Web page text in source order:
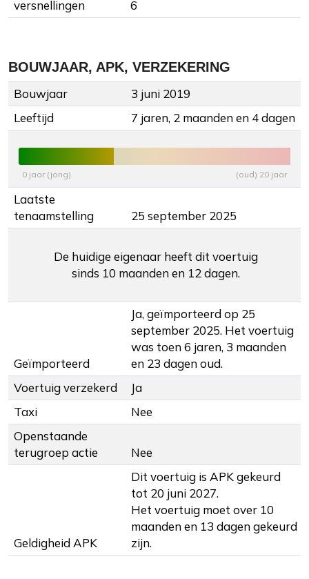
versnellingen 6
BOUWJAAR, APK, VERZEKERING
Bouwjaar
3 juni 2019
Leeftijd
7 jaren, 2 maanden en 4 dagen
0 jaar (jong) (oud) 20 jaar
Laatste
tenaamstelling
25 september 2025
De huidige eigenaar heeft dit voertuig
sinds 10 maanden en 12 dagen.
Geïmporteerd
Ja, geïmporteerd op 25
september 2025. Het voertuig
was toen 6 jaren, 3 maanden
en 23 dagen oud.
Voertuig verzekerd
Ja
Taxi
Nee
Openstaande
terugroep actie
Nee
Geldigheid APK
Dit voertuig is APK gekeurd
tot 20 juni 2027.
Het voertuig moet over 10
maanden en 13 dagen gekeurd
zijn.